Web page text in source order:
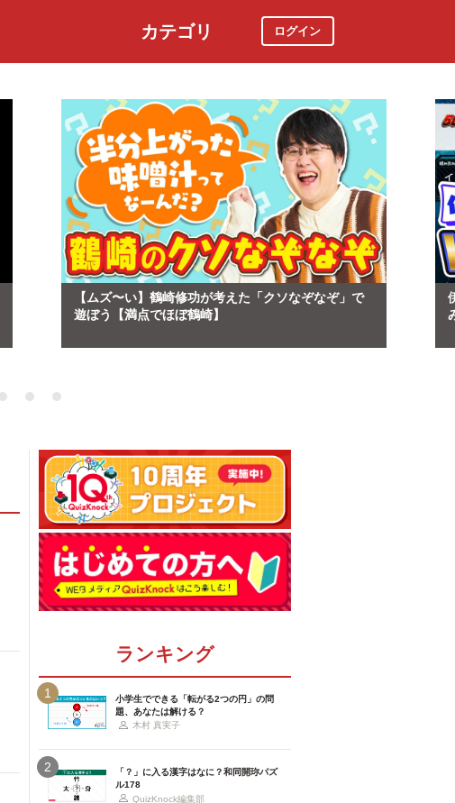
【ムズ〜い】鶴崎修功が考えた「クソなぞなぞ」で
遊ぼう【満点でほぼ鶴崎】
カテゴリ ログイン
ランキング
1
小学生でできる「転がる2つの円」の問
題、あなたは解ける？
木村 真実子
2
「？」に入る漢字はなに？和同開珎パズ
ル178
QuizKnock編集部